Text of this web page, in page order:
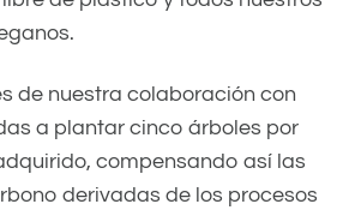
de nuestra colaboración con
a plantar cinco árboles por
compensando así las
derivadas de los procesos